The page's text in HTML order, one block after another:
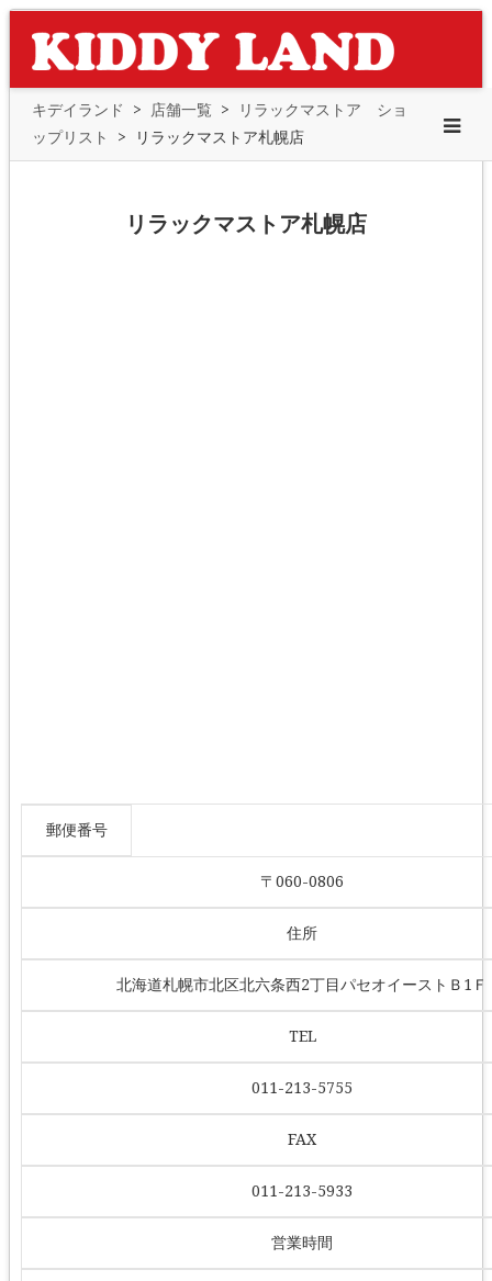
キデイランド > 店舗一覧 >
リラックマストア ショ
ップリスト
> リラックマストア札幌店
リラックマストア札幌店
郵便番号
〒060-0806
住所
北海道札幌市北区北六条西2丁目パセオイーストＢ1Ｆ
TEL
011-213-5755
FAX
011-213-5933
営業時間